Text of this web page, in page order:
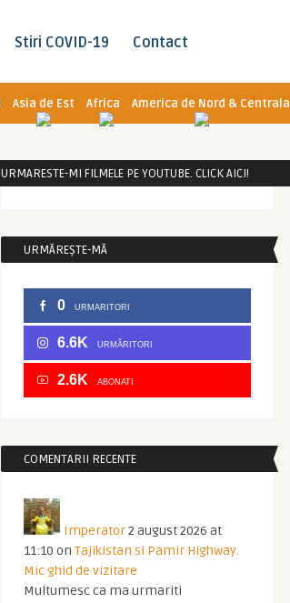
Stiri COVID-19 Contact
Asia de Est Africa America de Nord & Centrala
URMARESTE-MI FILMELE PE YOUTUBE. CLICK AICI!
URMĂREȘTE-MĂ
0 URMARITORI
6.6K URMĂRITORI
2.6K ABONATI
COMENTARII RECENTE
Imperator2 august 2026 at
11:10 on Tajikistan si Pamir Highway.
Mic ghid de vizitare
Multumesc ca ma urmariti